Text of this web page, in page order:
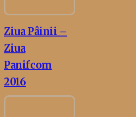
Ziua Pâinii –
Ziua
Panifcom
2016